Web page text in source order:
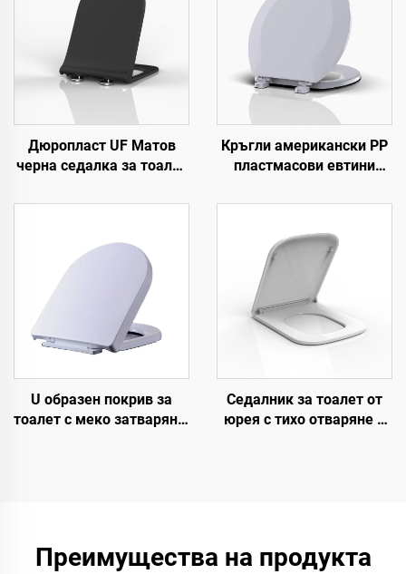
Дюропласт UF Матов
черна седалка за тоалет
седалки за тоалет
Кръгли американски PP
пластмасови евтини
производител на
U образен покрив за
тоалет с меко затваряне,
Седалник за тоалет от
юрея с тихо отваряне и
Преимущества на продукта